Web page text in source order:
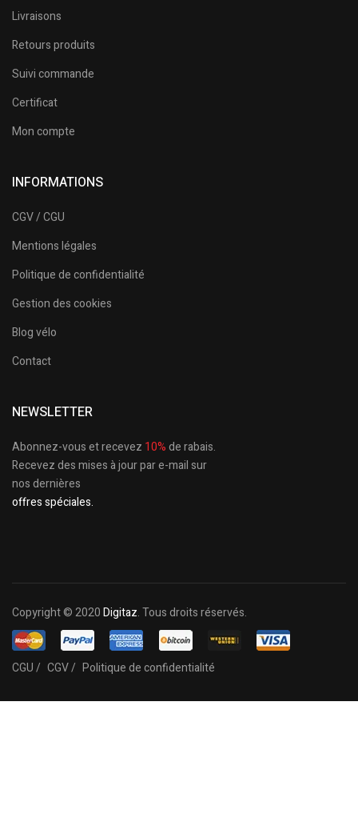
Livraisons
Retours produits
Suivi commande
Certificat
Mon compte
INFORMATIONS
CGV / CGU
Mentions légales
Politique de confidentialité
Gestion des cookies
Blog vélo
Contact
NEWSLETTER
Abonnez-vous et recevez 10%de rabais.
Recevez des mises à jour par e-mail sur
nos dernières
offres spéciales.
Copyright © 2020Digitaz. Tous droits réservés.
CGU / CGV / Politique de confidentialité